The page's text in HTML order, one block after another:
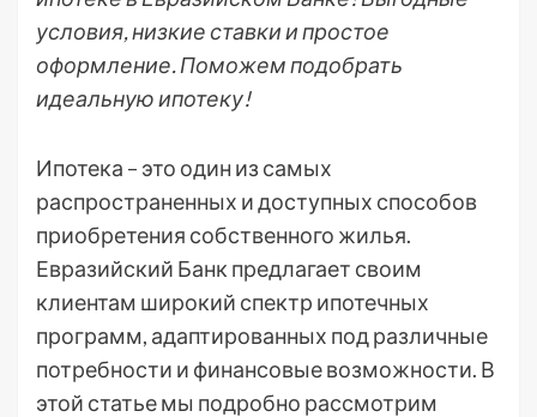
условия, низкие ставки и простое
оформление. Поможем подобрать
идеальную ипотеку!
Ипотека – это один из самых
распространенных и доступных способов
приобретения собственного жилья.
Евразийский Банк предлагает своим
клиентам широкий спектр ипотечных
программ, адаптированных под различные
потребности и финансовые возможности. В
этой статье мы подробно рассмотрим